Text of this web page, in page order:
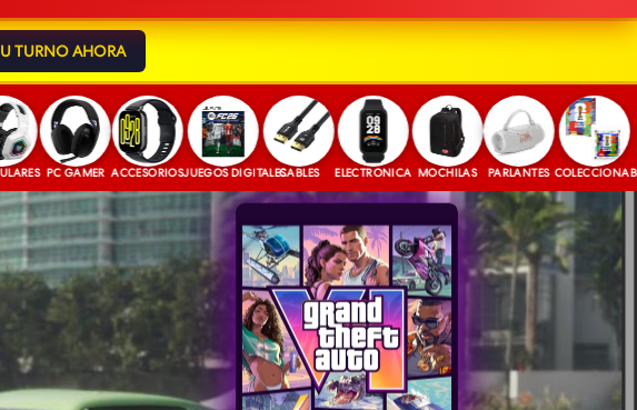
TURNO AHORA
PC GAMER ACCESORIOSJUEGOS DIGITALESCABLES ELECTRONICA MOCHILAS PARLANTES COLECCIONABLES